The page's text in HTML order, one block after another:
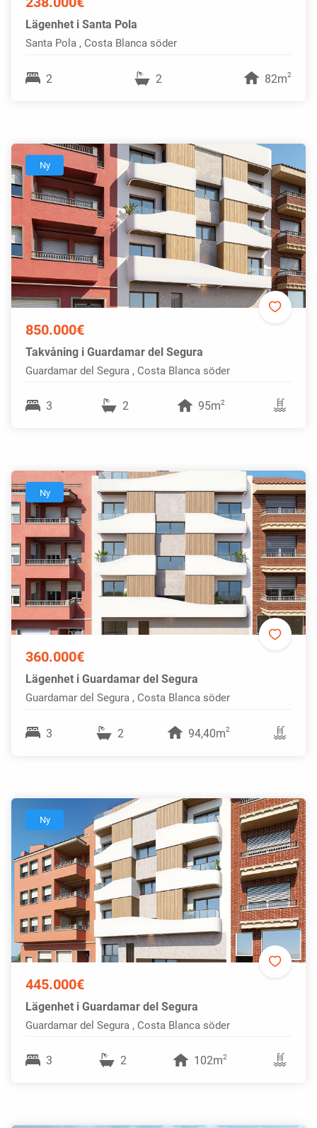
Lägenhet i Santa Pola
Santa Pola , Costa Blanca söder
2 2 82m2
Ny
850.000€
Takvåning i Guardamar del Segura
Guardamar del Segura , Costa Blanca söder
3 2 95m2
Ny
360.000€
Lägenhet i Guardamar del Segura
Guardamar del Segura , Costa Blanca söder
3 2 94,40m2
Ny
445.000€
Lägenhet i Guardamar del Segura
Guardamar del Segura , Costa Blanca söder
3 2 102m2